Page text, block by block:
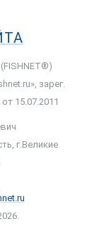
зарег.
15.07.2011
г.Великие